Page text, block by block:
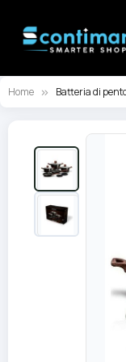
Home Batteria di
della
galleria